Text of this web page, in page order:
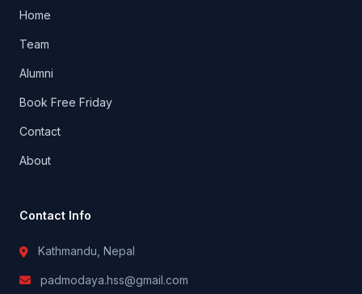
Home
Team
Alumni
Book Free Friday
Contact
About
Contact Info
Kathmandu, Nepal
padmodaya.hss@gmail.com